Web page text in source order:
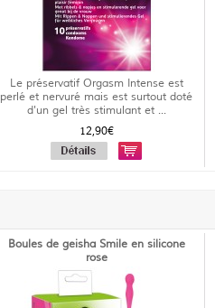
Le préservatif Orgasm Intense est
perlé et nervuré mais est surtout doté
d'un gel très stimulant et ...
12,90€
Boules de geisha Smile en silicone
rose